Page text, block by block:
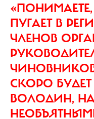
ПУГАЕТ В
ЧЛЕНОВ
СКОРО
ВОЛОДИН,